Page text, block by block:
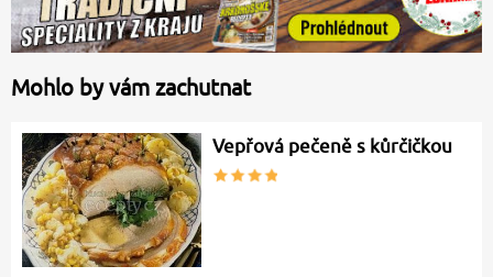
Mohlo by vám zachutnat
Vepřová pečeně s kůrčičkou